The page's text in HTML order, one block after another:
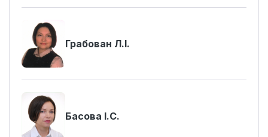
Грабован Л.І.
Басова І.С.